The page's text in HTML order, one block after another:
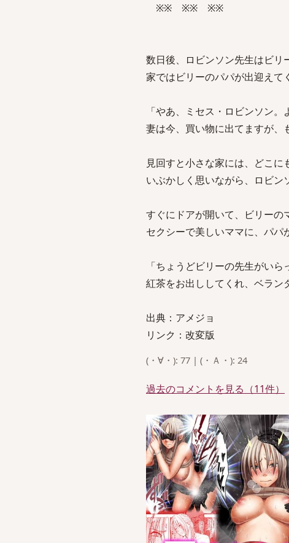
※※ ※※ ※※
数日後、ロビンソン先生はビリ
家ではビリーのパパが出迎えて
「やあ、ミセス・ロビンソン。
妻は今、買い物に出てますが、
見回すと小さな家には、どこに
いぶかしく思いながら、ロビン
すぐにドアが開いて、ビリーの
セクシーで美しいママに、パパ
「ちょうどビリーの先生がいら
紅茶をお出ししてくれ、ベラン
出典：アメジョ
リンク：改変版
(・∀・): 77 | (・Ａ・): 24
過去のコメントを見る（11件）